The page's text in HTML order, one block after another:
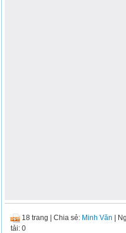
18 trang |Chia sẻ: Minh Văn |
tải: 0